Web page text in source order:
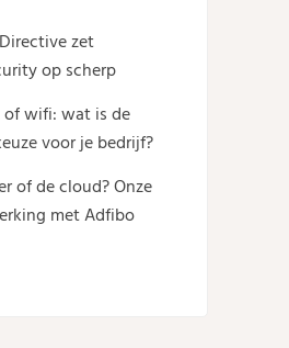
zet
op scherp
of wifi: wat is de
voor je bedrijf?
of de cloud? Onze
met Adfibo